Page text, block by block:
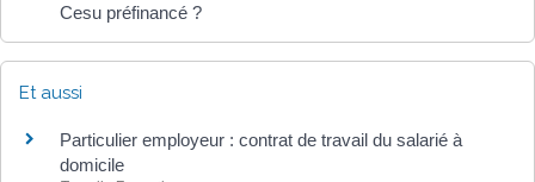
Cesu préfinancé ?
Et aussi
Particulier employeur : contrat de travail du salarié à
domicile